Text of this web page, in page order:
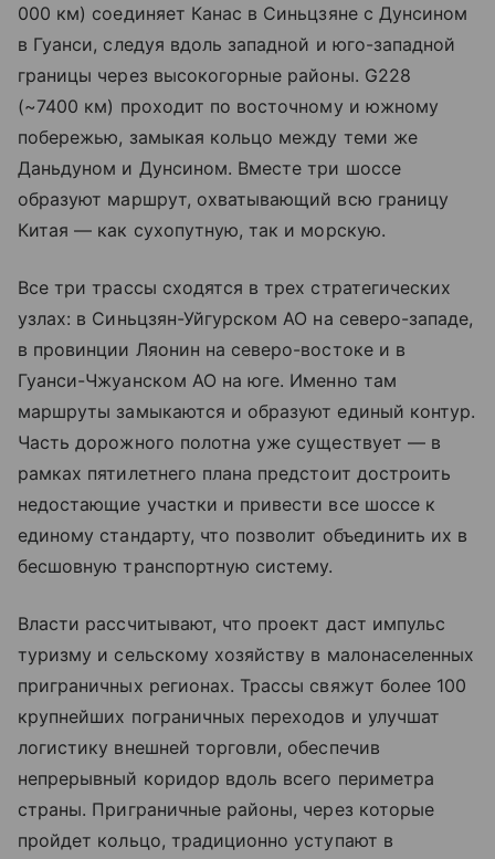
000 км) соединяет Канас в Синьцзяне с Дунсином
в Гуанси, следуя вдоль западной и юго-западной
границы через высокогорные районы. G228
(~7400 км) проходит по восточному и южному
побережью, замыкая кольцо между теми же
Даньдуном и Дунсином. Вместе три шоссе
образуют маршрут, охватывающий всю границу
Китая — как сухопутную, так и морскую.
Все три трассы сходятся в трех стратегических
узлах: в Синьцзян-Уйгурском АО на северо-западе,
в провинции Ляонин на северо-востоке и в
Гуанси-Чжуанском АО на юге. Именно там
маршруты замыкаются и образуют единый контур.
Часть дорожного полотна уже существует — в
рамках пятилетнего плана предстоит достроить
недостающие участки и привести все шоссе к
единому стандарту, что позволит объединить их в
бесшовную транспортную систему.
Власти рассчитывают, что проект даст импульс
туризму и сельскому хозяйству в малонаселенных
приграничных регионах. Трассы свяжут более 100
крупнейших пограничных переходов и улучшат
логистику внешней торговли, обеспечив
непрерывный коридор вдоль всего периметра
страны. Приграничные районы, через которые
пройдет кольцо, традиционно уступают в